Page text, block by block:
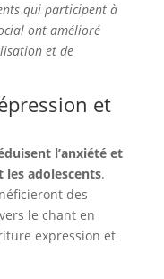
qui participent à
ont amélioré
et de
et
l’anxiété et
les adolescents.
des
le chant en
expression et